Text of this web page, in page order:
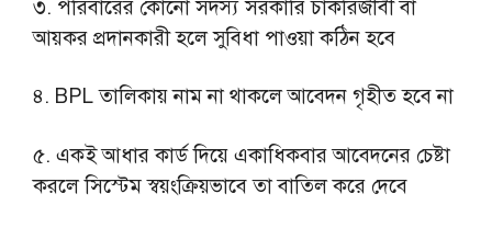
৩. পরিবারের কোনো সদস্য সরকারি চাকরিজীবী বা
আয়কর প্রদানকারী হলে সুবিধা পাওয়া কঠিন হবে
৪. BPL তালিকায় নাম না থাকলে আবেদন গৃহীত হবে না
৫. একই আধার কার্ড দিয়ে একাধিকবার আবেদনের চেষ্টা
করলে সিস্টেম স্বয়ংক্রিয়ভাবে তা বাতিল করে দেবে